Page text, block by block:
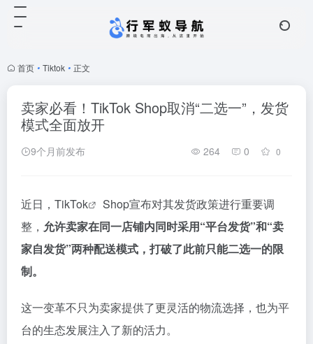
首页 • Tiktok • 正文
卖家必看！TikTok Shop取消“二选一”，发货
模式全面放开
9个月前发布 264 0 0
近日， TikTok
Shop宣布对其发货政策进行重要调
整， 允许卖家在同一店铺内同时采用“平台发货”和“卖
家自发货”两种配送模式，打破了此前只能二选一的限
制。
这一变革不只为卖家提供了更灵活的物流选择，也为平
台的生态发展注入了新的活力。